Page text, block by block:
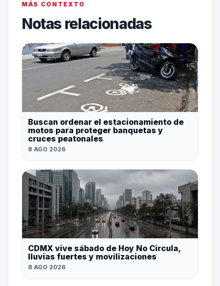
MÁS CONTEXTO
Notas relacionadas
Buscan ordenar el estacionamiento de
motos para proteger banquetas y
cruces peatonales
8 AGO 2026
CDMX vive sábado de Hoy No Circula,
lluvias fuertes y movilizaciones
8 AGO 2026